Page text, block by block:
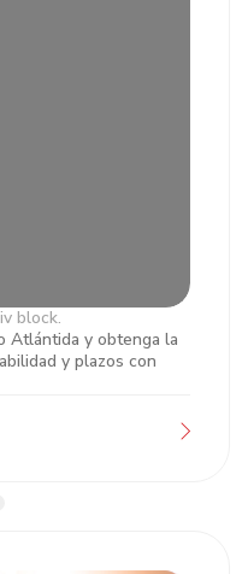
block.
Atlántida y obtenga la
y plazos con